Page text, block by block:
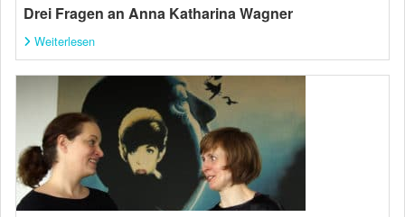
Drei Fragen an Anna Katharina Wagner
Weiterlesen